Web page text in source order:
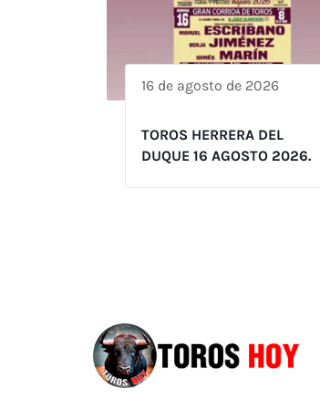
16 de agosto de 2026
TOROS HERRERA DEL
DUQUE 16 AGOSTO 2026.